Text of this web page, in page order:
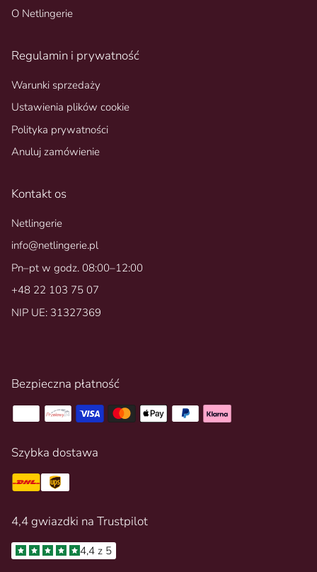
O Netlingerie
Regulamin i prywatność
Warunki sprzedaży
Ustawienia plików cookie
Polityka prywatności
Anuluj zamówienie
Kontakt os
Netlingerie
info@netlingerie.pl
Pn–pt w godz. 08:00–12:00
+48 22 103 75 07
NIP UE: 31327369
Bezpieczna płatność
Szybka dostawa
4,4 gwiazdki na Trustpilot
4,4 z 5